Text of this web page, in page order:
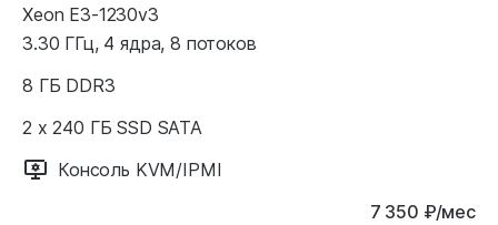
Xeon E3-1230v3
3.30 ГГц, 4 ядра, 8 потоков
8 ГБ DDR3
2 x 240 ГБ SSD SATA
Консоль KVM/IPMI
7 350 ₽/мес